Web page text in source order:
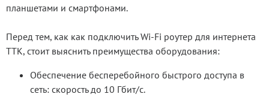
планшетами и смартфонами.
Перед тем, как как подключить Wi-Fi роутер для интернета
ТТК, стоит выяснить преимущества оборудования:
Обеспечение бесперебойного быстрого доступа в
сеть: скорость до 10 Гбит/с.